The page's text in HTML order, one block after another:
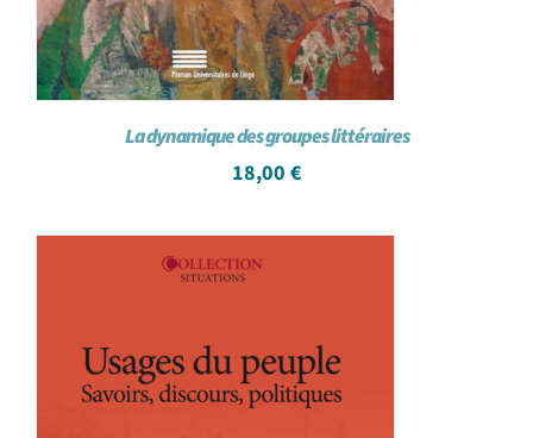
La dynamique des groupes littéraires
18,00 €